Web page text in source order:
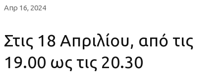
Απρ 16, 2024
Στις 18 Απριλίου, από τις
19.00 ως τις 20.30